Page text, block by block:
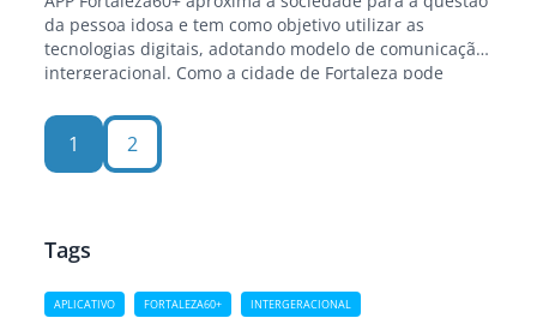
da pessoa idosa e tem como objetivo utilizar as
tecnologias digitais, adotando modelo de comunicação
intergeracional. Como a cidade de Fortaleza pode
atenção básica, adotando um modelo intergeracional
de comunicação? Tudo começou com quatro
participantes da formação em…
1 2
Tags
APLICATIVO FORTALEZA60+ INTERGERACIONAL